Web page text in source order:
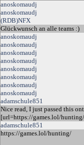
anoskomaudj
anoskomaudj
(RDB)NFX
Glückwunsch an alle teams :)
anoskomaudj
anoskomaudj
anoskomaudj
anoskomaudj
anoskomaudj
anoskomaudj
anoskomaudj
anoskomaudj
adamschule851
Nice read, I just passed this
[url=https://games.lol/
adamschule851
https://games.lol/hunting/